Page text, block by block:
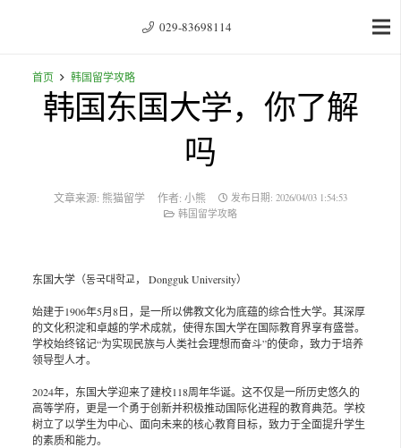
029-83698114
首页 韩国留学攻略
韩国东国大学，你了解
吗
文章来源: 熊猫留学 作者: 小熊 发布日期:2026/04/03 1:54:53
韩国留学攻略
东国大学（동국대학교， Dongguk University）
始建于1906年5月8日，是一所以佛教文化为底蕴的综合性大学。其深厚
的文化积淀和卓越的学术成就，使得东国大学在国际教育界享有盛誉。
学校始终铭记“为实现民族与人类社会理想而奋斗”的使命，致力于培养
领导型人才。
2024年，东国大学迎来了建校118周年华诞。这不仅是一所历史悠久的
高等学府，更是一个勇于创新并积极推动国际化进程的教育典范。学校
树立了以学生为中心、面向未来的核心教育目标，致力于全面提升学生
的素质和能力。